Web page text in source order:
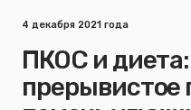
4 декабря 2021 года
ПКОС и
прерывистое